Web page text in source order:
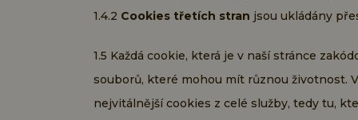
1.4.2 Cookies třetích stran jsou ukládány
1.5 Každá cookie, která je v naší stránce
souborů, které mohou mít různou životnost.
nejvitálnější cookies z celé služby, tedy tu,